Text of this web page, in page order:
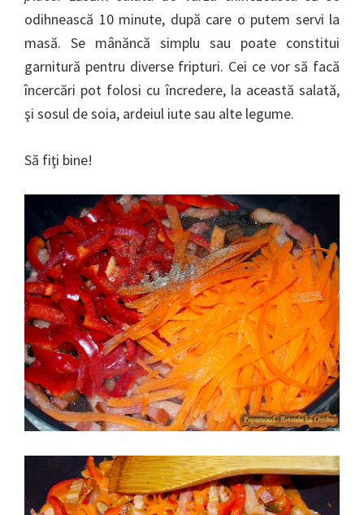
odihnească 10 minute, după care o putem servi la
masă. Se mânăncă simplu sau poate constitui
garnitură pentru diverse fripturi. Cei ce vor să facă
încercări pot folosi cu încredere, la această salată,
şi sosul de soia, ardeiul iute sau alte legume.
Să fiţi bine!